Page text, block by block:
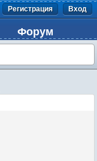
Регистрация Вход
Форум